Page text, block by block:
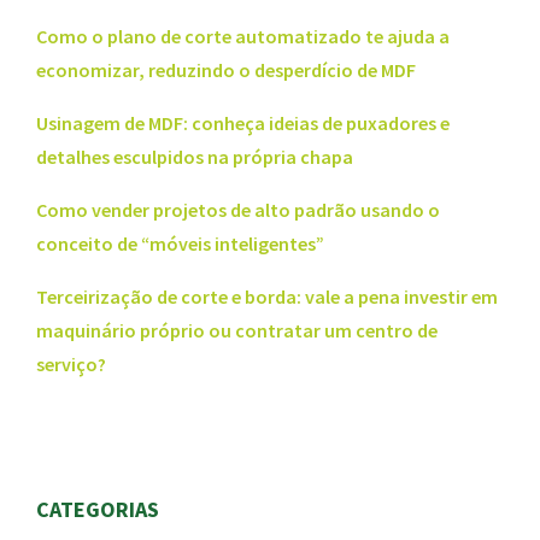
Como o plano de corte automatizado te ajuda a
economizar, reduzindo o desperdício de MDF
Usinagem de MDF: conheça ideias de puxadores e
detalhes esculpidos na própria chapa
Como vender projetos de alto padrão usando o
conceito de “móveis inteligentes”
Terceirização de corte e borda: vale a pena investir em
maquinário próprio ou contratar um centro de
serviço?
CATEGORIAS